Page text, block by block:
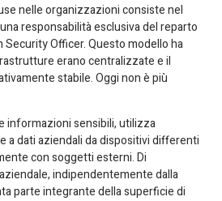
nelle organizzazioni consiste nel
responsabilità esclusiva del reparto
Officer. Questo modello ha
erano centralizzate e il
stabile. Oggi non è più
informazioni sensibili, utilizza
a dati aziendali da dispositivi differenti
con soggetti esterni. Di
indipendentemente dalla
parte integrante della superficie di